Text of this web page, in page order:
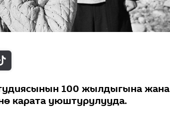
100 жылдыгына жана
карата уюштурулууда.